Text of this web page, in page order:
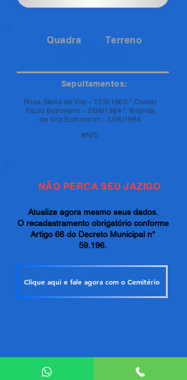
Quadra Terreno
Sepultamentos:
Rosa Stella de Vita - 13/9/1960 * Osmar
Paulo Bothmann - 2/08/1984 * Yolanda
de Vita Bothmanm - 3/08/1984
#N/D
NÃO PERCA SEU JAZIGO
Atualize agora mesmo seus dados.
O recadastramento obrigatório conforme
Artigo 66 do Decreto Municipal n°
59.196.
Clique aqui e fale agora com o Cemitério